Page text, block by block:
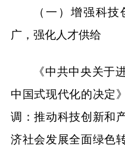
（一）增强科
广，强化人才供给
《中共中央关于
中国式现代化的决定
调：推动科技创新和
济社会发展全面绿色